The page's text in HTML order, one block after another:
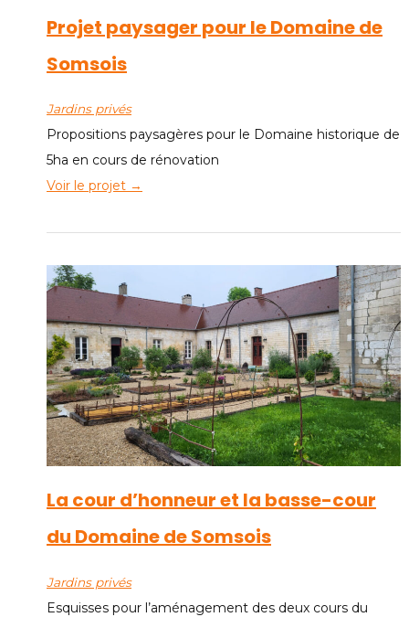
Projet paysager pour le Domaine de
Somsois
Jardins privés
Propositions paysagères pour le Domaine historique de
5ha en cours de rénovation
Voir le projet →
La cour d’honneur et la basse-cour
du Domaine de Somsois
Jardins privés
Esquisses pour l’aménagement des deux cours du